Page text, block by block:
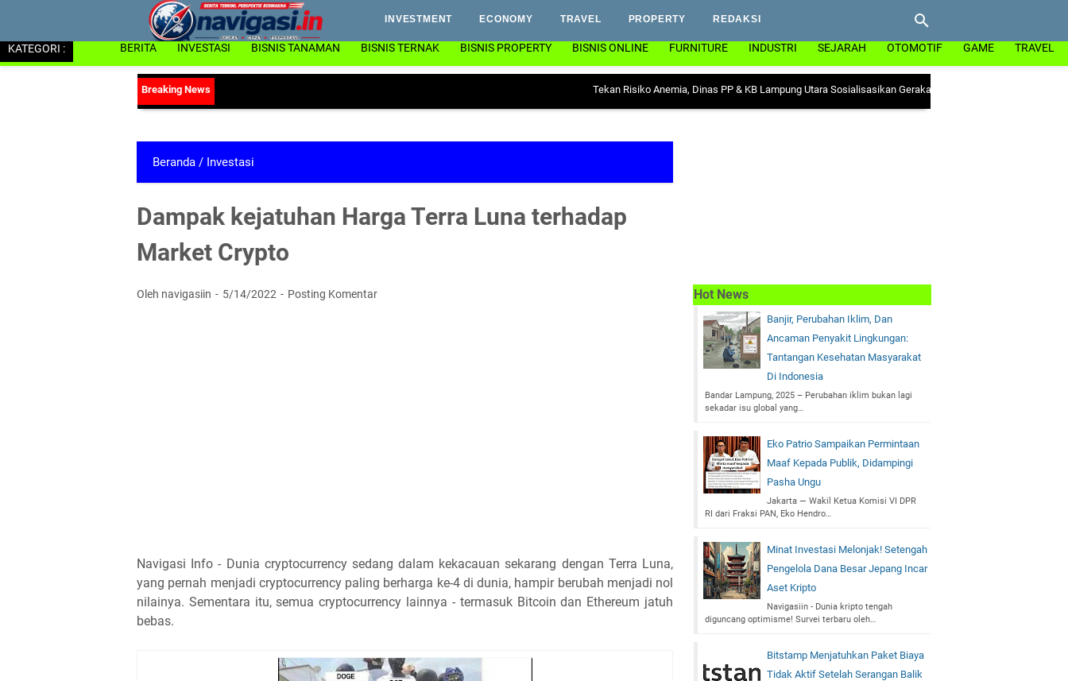
INVESTMENT ECONOMY TRAVEL PROPERTY REDAKSI
KATEGORI : BERITA INVESTASI BISNIS TANAMAN BISNIS TERNAK BISNIS PROPERTY BISNIS ONLINE FURNITURE INDUSTRI SEJARAH OTOMOTIF GAME TRAVEL
Tekan Risiko Anemia, Dinas PP & KB Lampung Utara Sosialisasikan Gerakan "Ayo Minum Tablet Tambah Darah" di
Beranda / Investasi
Dampak kejatuhan Harga Terra Luna terhadap
Market Crypto
Oleh navigasiin 5/14/2022 Posting Komentar
Navigasi Info - Dunia cryptocurrency sedang dalam kekacauan sekarang dengan Terra Luna,
yang pernah menjadi cryptocurrency paling berharga ke-4 di dunia, hampir berubah menjadi nol
nilainya. Sementara itu, semua cryptocurrency lainnya - termasuk Bitcoin dan Ethereum jatuh
bebas.
Hot News
Banjir, Perubahan Iklim, Dan
Ancaman Penyakit Lingkungan:
Tantangan Kesehatan Masyarakat
Di Indonesia
Bandar Lampung, 2025 – Perubahan iklim bukan lagi
sekadar isu global yang…
Eko Patrio Sampaikan Permintaan
Maaf Kepada Publik, Didampingi
Pasha Ungu
Jakarta — Wakil Ketua Komisi VI DPR
RI dari Fraksi PAN, Eko Hendro…
Minat Investasi Melonjak! Setengah
Pengelola Dana Besar Jepang Incar
Aset Kripto
Navigasiin - Dunia kripto tengah
diguncang optimisme! Survei terbaru oleh…
Bitstamp Menjatuhkan Paket Biaya
Tidak Aktif Setelah Serangan Balik